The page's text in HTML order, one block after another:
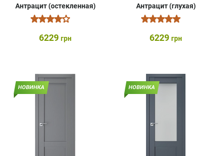
Антрацит (остекленная)
6229 грн
Антрацит (глухая)
6229 грн
НОВИНКА НОВИНКА